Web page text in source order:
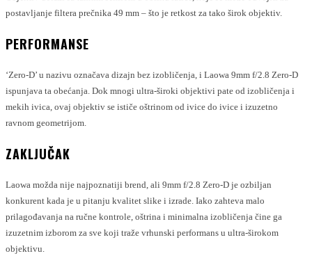
postavljanje filtera prečnika 49 mm – što je retkost za tako širok objektiv.
PERFORMANSE
‘Zero-D’ u nazivu označava dizajn bez izobličenja, i Laowa 9mm f/2.8 Zero-D
ispunjava ta obećanja. Dok mnogi ultra-široki objektivi pate od izobličenja i
mekih ivica, ovaj objektiv se ističe oštrinom od ivice do ivice i izuzetno
ravnom geometrijom.
ZAKLJUČAK
Laowa možda nije najpoznatiji brend, ali 9mm f/2.8 Zero-D je ozbiljan
konkurent kada je u pitanju kvalitet slike i izrade. Iako zahteva malo
prilagođavanja na ručne kontrole, oštrina i minimalna izobličenja čine ga
izuzetnim izborom za sve koji traže vrhunski performans u ultra-širokom
objektivu.